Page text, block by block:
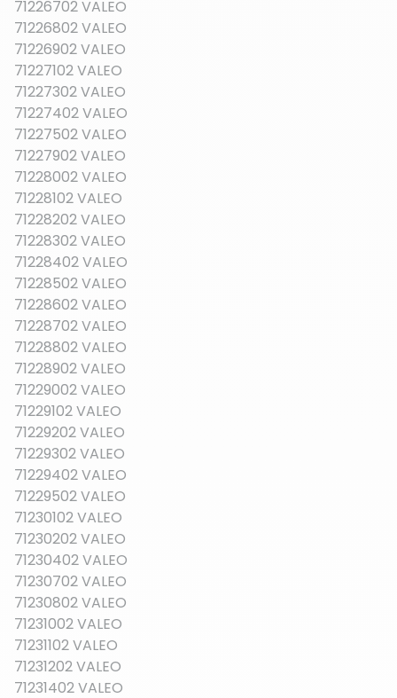
71226702 VALEO
71226802 VALEO
71226902 VALEO
71227102 VALEO
71227302 VALEO
71227402 VALEO
71227502 VALEO
71227902 VALEO
71228002 VALEO
71228102 VALEO
71228202 VALEO
71228302 VALEO
71228402 VALEO
71228502 VALEO
71228602 VALEO
71228702 VALEO
71228802 VALEO
71228902 VALEO
71229002 VALEO
71229102 VALEO
71229202 VALEO
71229302 VALEO
71229402 VALEO
71229502 VALEO
71230102 VALEO
71230202 VALEO
71230402 VALEO
71230702 VALEO
71230802 VALEO
71231002 VALEO
71231102 VALEO
71231202 VALEO
71231402 VALEO